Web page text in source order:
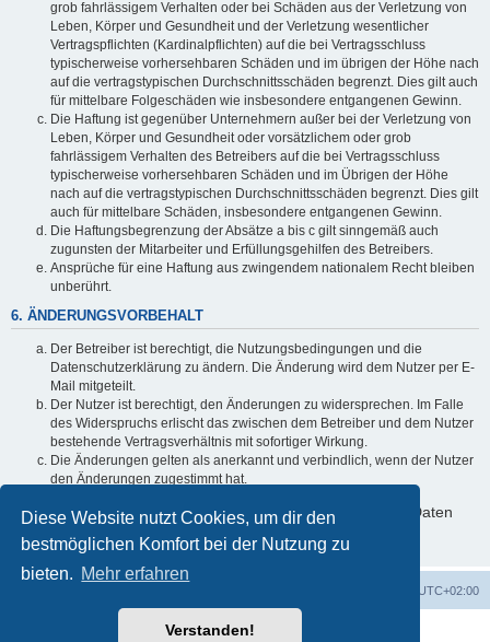
Diese Website nutzt Cookies, um dir den
bestmöglichen Komfort bei der Nutzung zu
bieten. Mehr erfahren
Verstanden!
grob fahrlässigem Verhalten oder bei Schäden aus der Verletzung von
Leben, Körper und Gesundheit und der Verletzung wesentlicher
Vertragspflichten (Kardinalpflichten) auf die bei Vertragsschluss
typischerweise vorhersehbaren Schäden und im übrigen der Höhe nach
auf die vertragstypischen Durchschnittsschäden begrenzt. Dies gilt auch
für mittelbare Folgeschäden wie insbesondere entgangenen Gewinn.
Die Haftung ist gegenüber Unternehmern außer bei der Verletzung von
Leben, Körper und Gesundheit oder vorsätzlichem oder grob
fahrlässigem Verhalten des Betreibers auf die bei Vertragsschluss
typischerweise vorhersehbaren Schäden und im Übrigen der Höhe
nach auf die vertragstypischen Durchschnittsschäden begrenzt. Dies gilt
auch für mittelbare Schäden, insbesondere entgangenen Gewinn.
Die Haftungsbegrenzung der Absätze a bis c gilt sinngemäß auch
zugunsten der Mitarbeiter und Erfüllungsgehilfen des Betreibers.
Ansprüche für eine Haftung aus zwingendem nationalem Recht bleiben
unberührt.
6. ÄNDERUNGSVORBEHALT
Der Betreiber ist berechtigt, die Nutzungsbedingungen und die
Datenschutzerklärung zu ändern. Die Änderung wird dem Nutzer per E-
Mail mitgeteilt.
Der Nutzer ist berechtigt, den Änderungen zu widersprechen. Im Falle
des Widerspruchs erlischt das zwischen dem Betreiber und dem Nutzer
bestehende Vertragsverhältnis mit sofortiger Wirkung.
Die Änderungen gelten als anerkannt und verbindlich, wenn der Nutzer
den Änderungen zugestimmt hat.
Informationen über den Umgang mit deinen persönlichen Daten
sind in der Datenschutzerklärung enthalten.
UTC+02:00
Powered byphpBB® Forum Software © phpBB Limited